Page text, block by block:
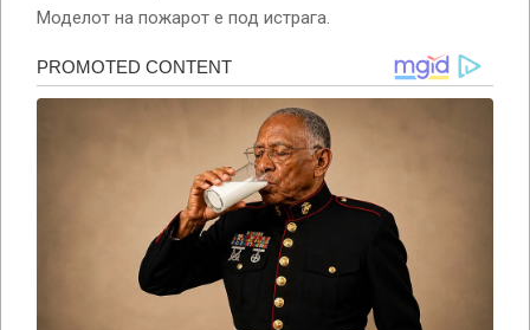
Моделот на пожарот е под истрага.